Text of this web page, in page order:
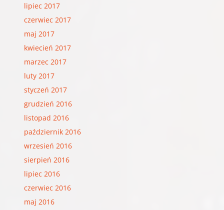
lipiec 2017
czerwiec 2017
maj 2017
kwiecień 2017
marzec 2017
luty 2017
styczeń 2017
grudzień 2016
listopad 2016
październik 2016
wrzesień 2016
sierpień 2016
lipiec 2016
czerwiec 2016
maj 2016